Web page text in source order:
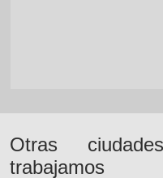
Otras
trabajamos